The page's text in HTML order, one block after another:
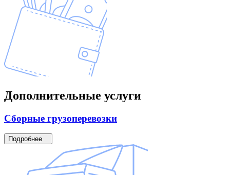
Дополнительные услуги
Сборные грузоперевозки
Подробнее